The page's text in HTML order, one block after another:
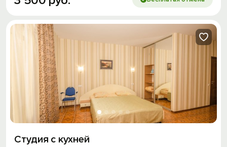
Студия с кухней
Скидка −5%
Хочешь дешевле? Оставь почту и получи
промокод на первое бронирование!
Получить промокод